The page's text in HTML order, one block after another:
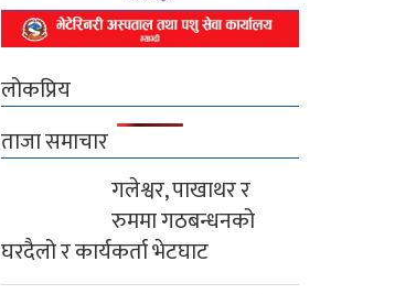
लोकप्रिय
ताजा समाचार
गलेश्वर, पाखाथर र
रुममा गठबन्धनको
घरदैलो र कार्यकर्ता भेटघाट